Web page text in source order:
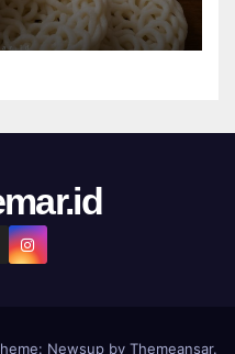
Newsupby Themeansar.